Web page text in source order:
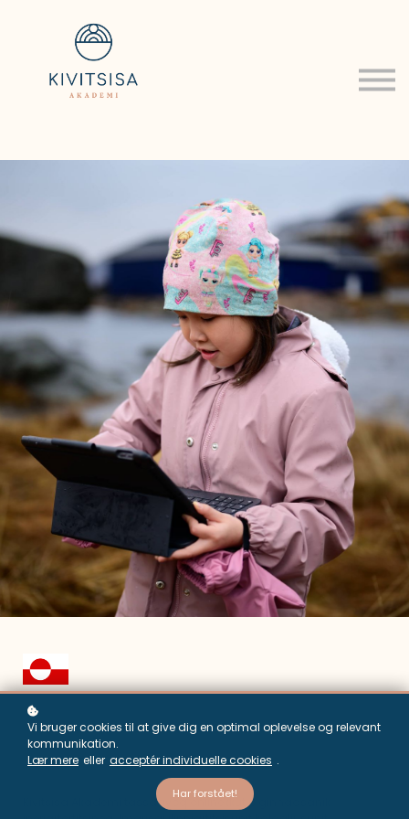
Piffissaqartillutik
piginnaanertusarneq
Kivitsisa Akademi tassaavoq onlinekkut piginnaasanik
Vi bruger cookies til at give dig en optimal oplevelse og relevant
kommunikation.
Lær mere eller acceptér individuelle cookies .
Har forstået!